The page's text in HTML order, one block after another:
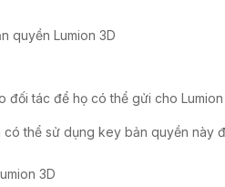
tác để họ có thể gửi cho
thể sử dụng key bản quyền